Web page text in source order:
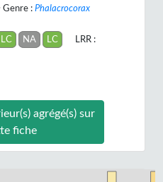
Genre : Phalacrocorax
LC NA LC
LRR :
agrégé(s) sur
cette fiche